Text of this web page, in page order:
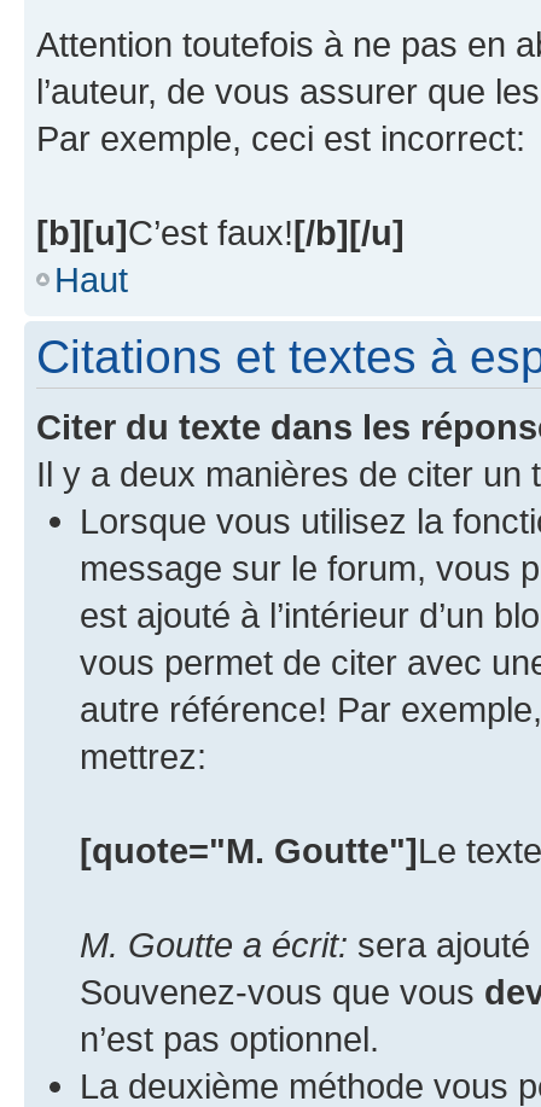
Attention toutefois à ne pas en
l’auteur, de vous assurer que
Par exemple, ceci est incorrect:
[b][u]C’est faux![/b][/u]
Haut
Citations et textes à
Citer du texte dans les
Il y a deux manières de citer
Lorsque vous utilisez la
message sur le forum, vous
est ajouté à l’intérieur d’un
vous permet de citer avec
autre référence! Par
mettrez:
[quote="M. Goutte"]Le
M. Goutte a écrit: sera
Souvenez-vous que vous
n’est pas optionnel.
La deuxième méthode vous